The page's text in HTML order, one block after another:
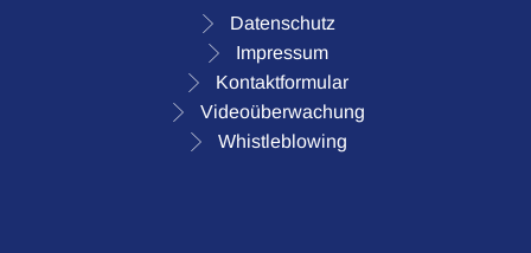
Datenschutz
Impressum
Kontaktformular
Videoüberwachung
Whistleblowing